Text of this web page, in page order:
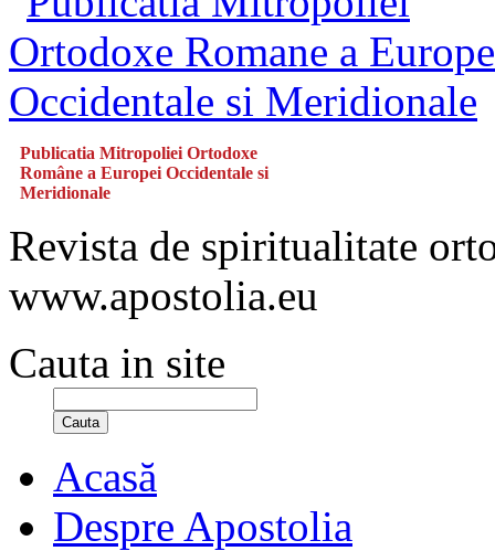
Publicatia Mitropoliei Ortodoxe
Române a Europei Occidentale si
Meridionale
Revista de spiritualitate
www.apostolia.eu
Cauta in site
Cauta
Acasă
Despre Apostolia